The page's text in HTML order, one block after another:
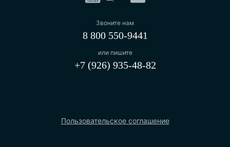
Звоните нам
8 800 550-9441
Пользовательское соглашение
или пишите
+7 (926) 935-48-82